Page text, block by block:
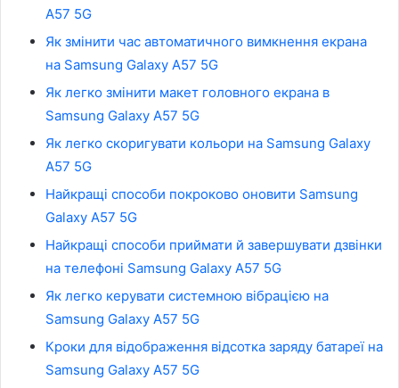
A57 5G
Як змінити час автоматичного вимкнення екрана
на Samsung Galaxy A57 5G
Як легко змінити макет головного екрана в
Samsung Galaxy A57 5G
Як легко скоригувати кольори на Samsung Galaxy
A57 5G
Найкращі способи покроково оновити Samsung
Galaxy A57 5G
Найкращі способи приймати й завершувати дзвінки
на телефоні Samsung Galaxy A57 5G
Як легко керувати системною вібрацією на
Samsung Galaxy A57 5G
Кроки для відображення відсотка заряду батареї на
Samsung Galaxy A57 5G